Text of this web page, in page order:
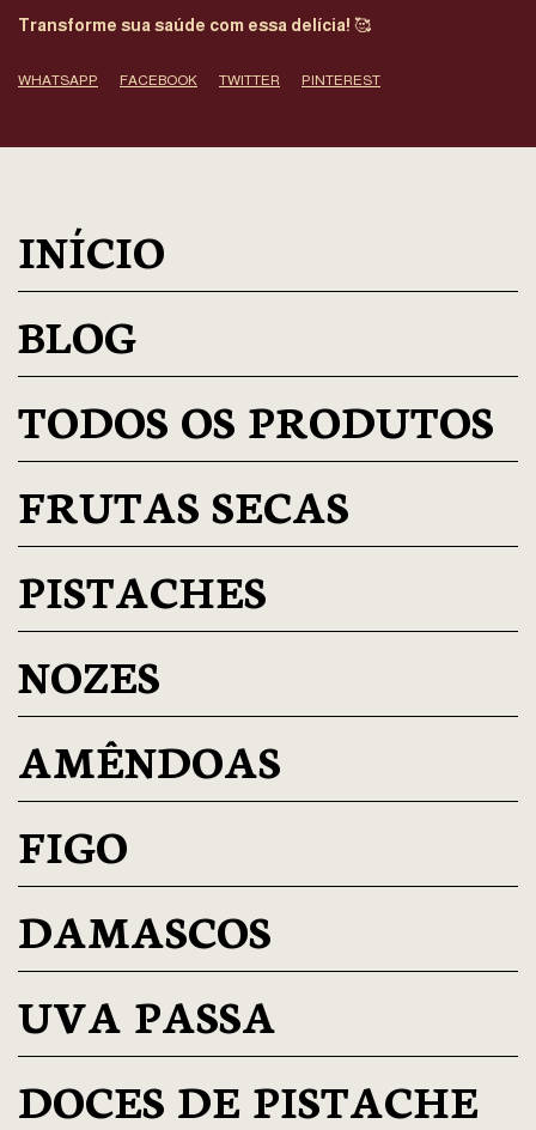
Transforme sua saúde com essa delícia! 🥰
WHATSAPP FACEBOOK TWITTER PINTEREST
INÍCIO
BLOG
TODOS OS PRODUTOS
FRUTAS SECAS
PISTACHES
NOZES
AMÊNDOAS
FIGO
DAMASCOS
UVA PASSA
DOCES DE PISTACHE